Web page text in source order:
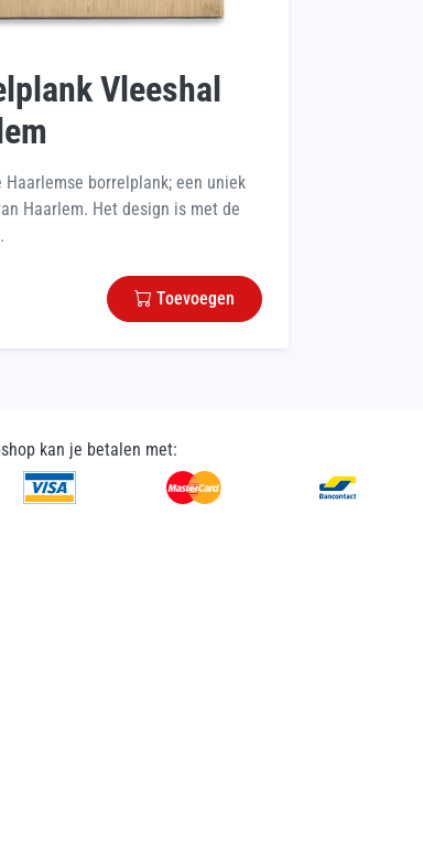
Vleeshal
Haarlemse borrelplank; een uniek
Haarlem. Het design is met de
Toevoegen
kan je betalen met: